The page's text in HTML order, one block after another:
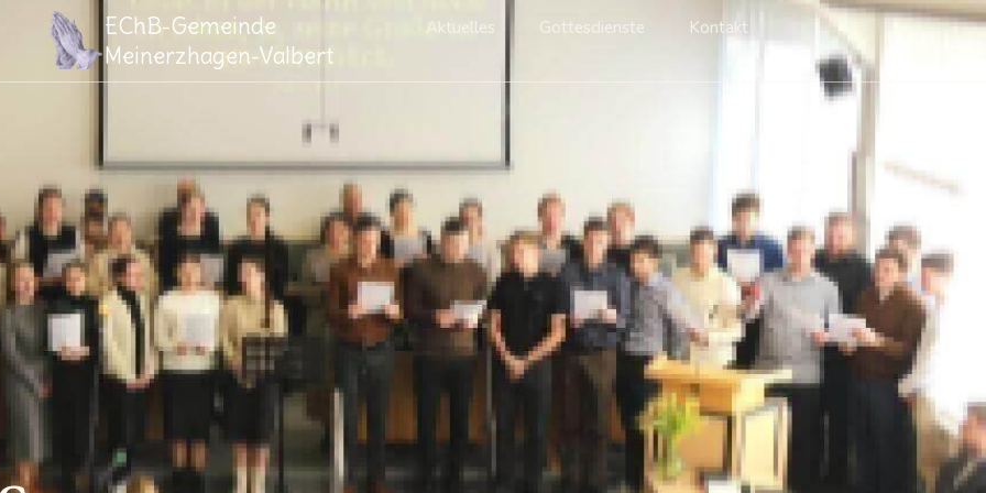
EChB-Gemeinde
Meinerzhagen-Valbert
Aktuelles Gottesdienste Kontakt